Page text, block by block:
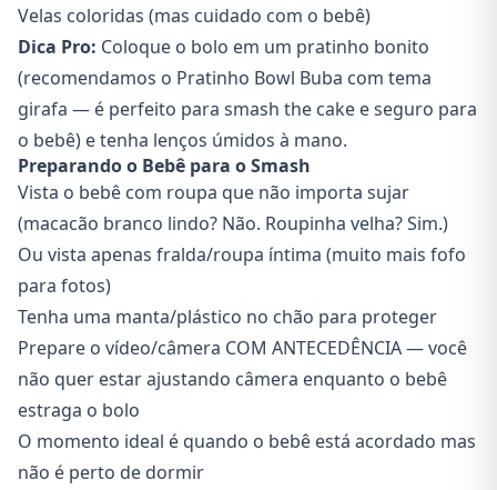
Velas coloridas (mas cuidado com o bebê)
Dica Pro: Coloque o bolo em um pratinho bonito
(recomendamos o Pratinho Bowl Buba com tema
girafa — é perfeito para smash the cake e seguro para
o bebê) e tenha lenços úmidos à mano.
Preparando o Bebê para o Smash
Vista o bebê com roupa que não importa sujar
(macacão branco lindo? Não. Roupinha velha? Sim.)
Ou vista apenas fralda/roupa íntima (muito mais fofo
para fotos)
Tenha uma manta/plástico no chão para proteger
Prepare o vídeo/câmera COM ANTECEDÊNCIA — você
não quer estar ajustando câmera enquanto o bebê
estraga o bolo
O momento ideal é quando o bebê está acordado mas
não é perto de dormir